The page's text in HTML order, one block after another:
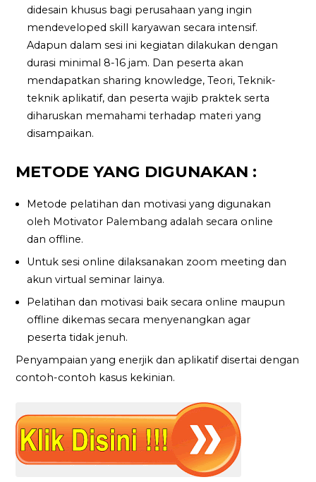
didesain khusus bagi perusahaan yang ingin
mendeveloped skill karyawan secara intensif.
Adapun dalam sesi ini kegiatan dilakukan dengan
durasi minimal 8-16 jam. Dan peserta akan
mendapatkan sharing knowledge, Teori, Teknik-
teknik aplikatif, dan peserta wajib praktek serta
diharuskan memahami terhadap materi yang
disampaikan.
METODE YANG DIGUNAKAN :
Metode pelatihan dan motivasi yang digunakan
oleh Motivator Palembang adalah secara online
dan offline.
Untuk sesi online dilaksanakan zoom meeting dan
akun virtual seminar lainya.
Pelatihan dan motivasi baik secara online maupun
offline dikemas secara menyenangkan agar
peserta tidak jenuh.
Penyampaian yang enerjik dan aplikatif disertai dengan
contoh-contoh kasus kekinian.